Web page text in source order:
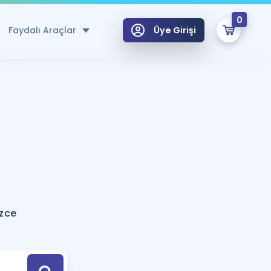
Faydalı Araçlar
Hesaplama Aracı
için Öneriler
Tek Takvimde
Üye Girişi
0